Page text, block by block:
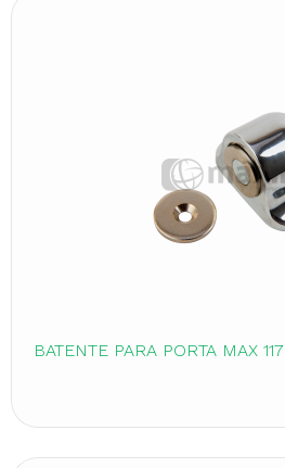
BATENTE PARA PORTA MAX 117